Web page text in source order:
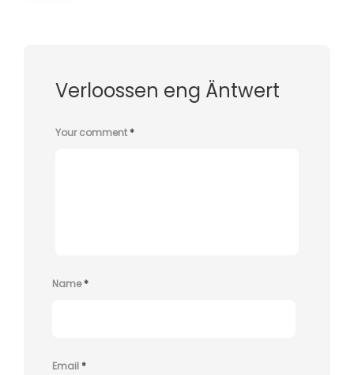
Verloossen eng Äntwert
Your comment*
Name*
Email*